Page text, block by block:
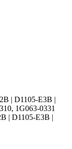
| D1105-E3B |